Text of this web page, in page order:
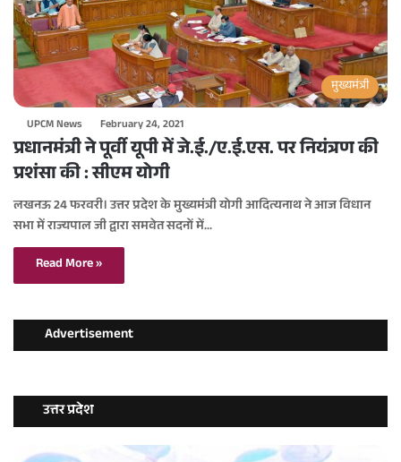
मुख्यमंत्री
UPCM News February 24, 2021
प्रधानमंत्री ने पूर्वी यूपी में जे.ई./ए.ई.एस. पर नियंत्रण की
प्रशंसा की : सीएम योगी
लखनऊ 24 फरवरी। उत्तर प्रदेश के मुख्यमंत्री योगी आदित्यनाथ ने आज विधान
सभा में राज्यपाल जी द्वारा समवेत सदनों में…
Read More »
Advertisement
उत्तर प्रदेश